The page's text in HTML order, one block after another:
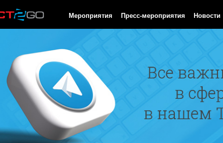
Мероприятия Пресс-мероприятия Новости